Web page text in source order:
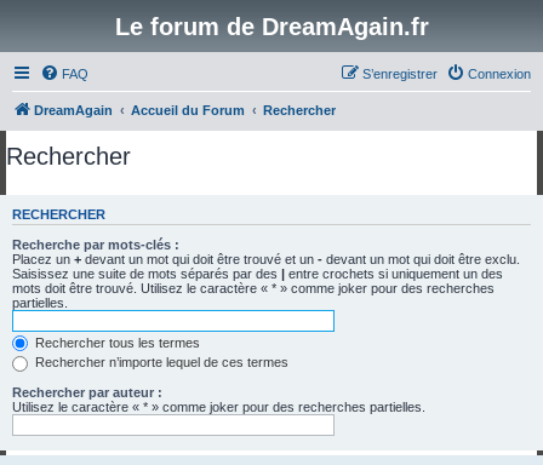
Le forum de DreamAgain.fr
FAQ Connexion
S’enregistrer
DreamAgain Accueil du Forum Rechercher
Rechercher
RECHERCHER
Recherche par mots-clés :
Placez un + devant un mot qui doit être trouvé et un - devant un mot qui doit être exclu.
Saisissez une suite de mots séparés par des | entre crochets si uniquement un des
mots doit être trouvé. Utilisez le caractère « * » comme joker pour des recherches
partielles.
Rechercher tous les termes
Rechercher n’importe lequel de ces termes
Rechercher par auteur :
Utilisez le caractère « * » comme joker pour des recherches partielles.